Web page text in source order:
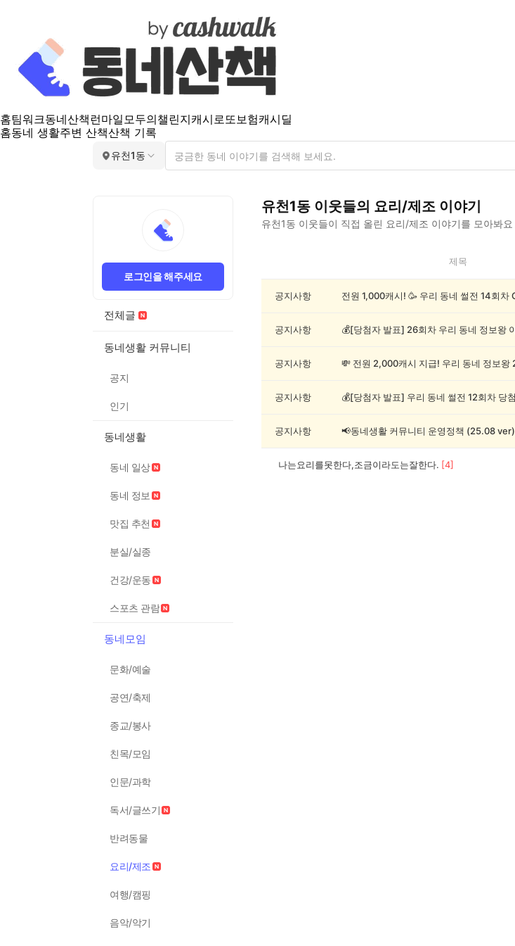
홈팀워크동네산책 런마일모두의챌린지캐시로또보험캐시딜
홈동네 생활주변 산책산책 기록
유천1동
로그인을 해주세요
전체글
동네생활 커뮤니티
공지
인기
동네생활
동네 일상
동네 정보
맛집 추천
분실/실종
건강/운동
스포츠 관람
동네모임
문화/예술
공연/축제
종교/봉사
친목/모임
인문/과학
독서/글쓰기
반려동물
요리/제조
여행/캠핑
음악/악기
유천1동 이웃들의 요리/제조 이야기
유천1동 이웃들이 직접 올린 요리/제조 이야기를 모아봐요
1
제목
공지사항
공지사항
공지사항
공지사항
공지사항 📢동네생활 커뮤니티 운영정책 (25.08 ver)
나는요리를못한다,조금이라도는잘한다. [4]